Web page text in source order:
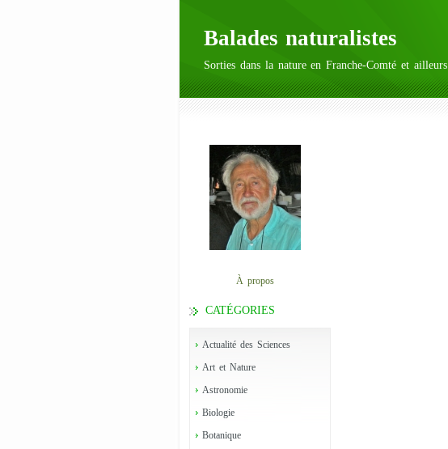
Balades naturalistes
Sorties dans la nature en Franche-Comté et ailleurs
À propos
CATÉGORIES
Actualité des Sciences
Art et Nature
Astronomie
Biologie
Botanique